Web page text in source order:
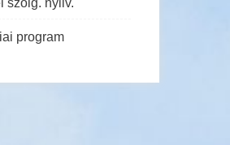
szolg. nyilv.
program